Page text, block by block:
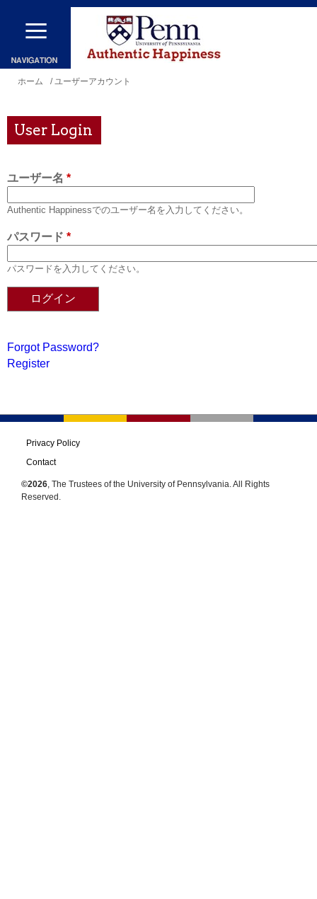
メ
ン
コ
ン
に
移
現
地
ホーム / ユーザーアカウント
User Login
ユーザー名 *
Authentic Happinessでのユーザー名を入力してください。
パスワード *
パスワードを入力してください。
Forgot Password?
Register
Privacy Policy
Contact
©2026, The Trustees of the University of Pennsylvania. All Rights
Reserved.